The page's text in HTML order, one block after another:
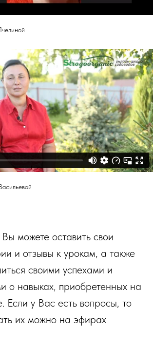
можете оставить свои
и отзывы к урокам, а также
своими успехами и
о навыках, приобретенных на
Если у Вас есть вопросы, то
их можно на эфирах